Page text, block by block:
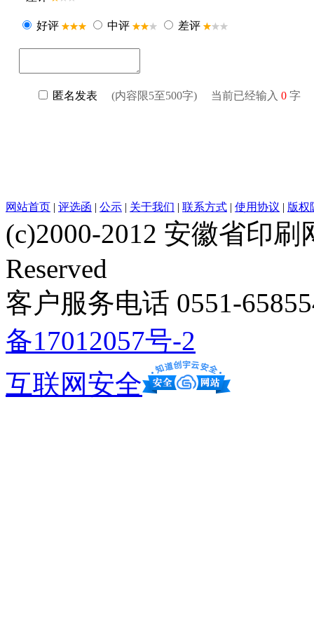
网站首页 | 评选函 | 公示 | 关于我们 | 联系方式 | 使用协议 | 版权
(c)2000-2012 安徽省印刷
Reserved
客户服务电话 0551-
备17012057号-2
互联网安全